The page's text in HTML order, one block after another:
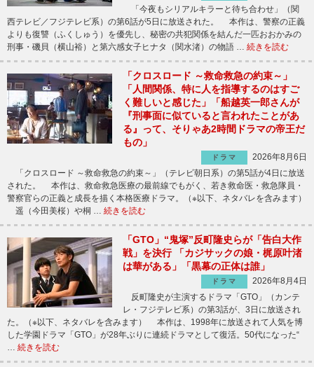
「今夜もシリアルキラーと待ち合わせ」（関
西テレビ／フジテレビ系）の第6話が5日に放送された。 本作は、警察の正義
よりも復讐（ふくしゅう）を優先し、秘密の共犯関係を結んだ一匹おおかみの
刑事・磯貝（横山裕）と第六感女子ヒナタ（関水渚）の物語 … 続きを読む
「クロスロード ～救命救急の約束～」
「人間関係、特に人を指導するのはすご
く難しいと感じた」「船越英一郎さんが
『刑事面に似ていると言われたことがあ
る』って、そりゃあ2時間ドラマの帝王だ
もの」
ドラマ
2026年8月6日
「クロスロード ～救命救急の約束～」（テレビ朝日系）の第5話が4日に放送
された。 本作は、救命救急医療の最前線でもがく、若き救命医・救急隊員・
警察官らの正義と成長を描く本格医療ドラマ。（※以下、ネタバレを含みます）
遥（今田美桜）や桐 … 続きを読む
「GTO」“鬼塚”反町隆史らが「告白大作
戦」を決行 「カジサックの娘・梶原叶渚
は華がある」「黒幕の正体は誰」
ドラマ
2026年8月4日
反町隆史が主演するドラマ「GTO」（カンテ
レ・フジテレビ系）の第3話が、3日に放送され
た。（※以下、ネタバレを含みます） 本作は、1998年に放送されて人気を博
した学園ドラマ「GTO」が28年ぶりに連続ドラマとして復活。50代になった“
… 続きを読む